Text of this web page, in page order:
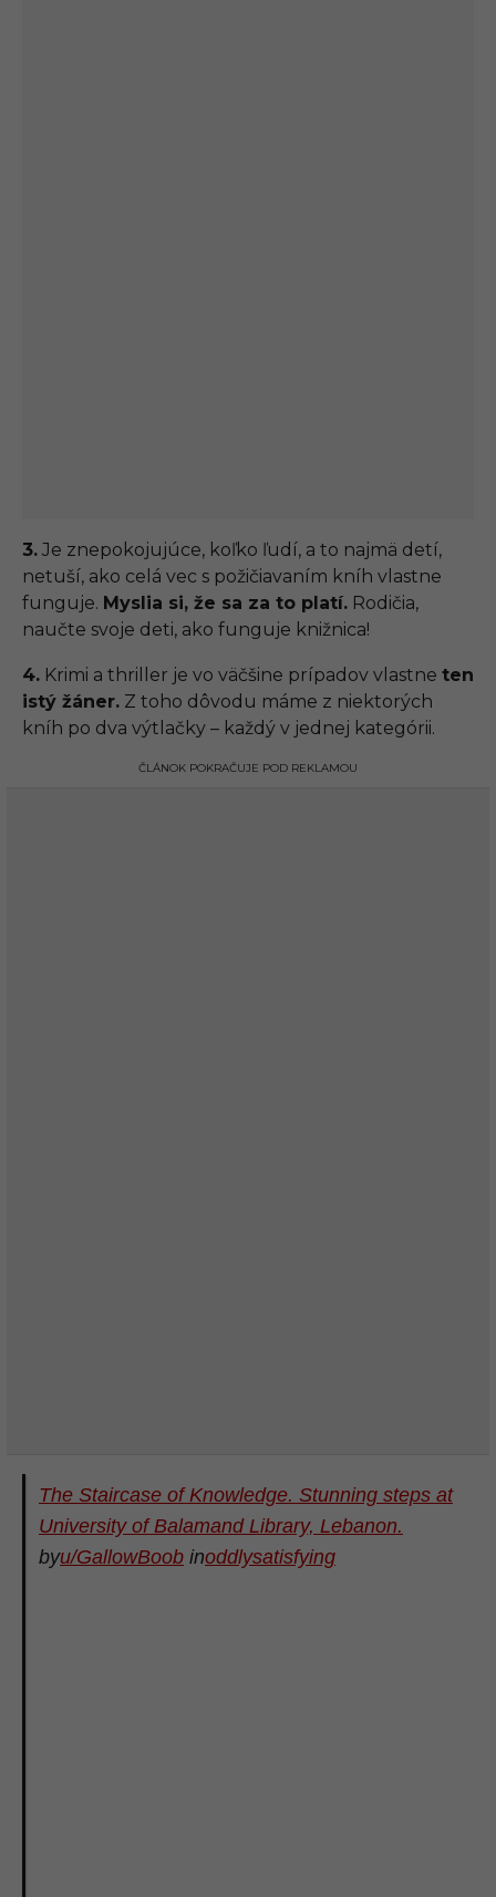
3. Je znepokojujúce, koľko ľudí, a to najmä detí,
netuší, ako celá vec s požičiavaním kníh vlastne
funguje. Myslia si, že sa za to platí. Rodičia,
naučte svoje deti, ako funguje knižnica!
4. Krimi a thriller je vo väčšine prípadov vlastne ten
istý žáner. Z toho dôvodu máme z niektorých
kníh po dva výtlačky – každý v jednej kategórii.
ČLÁNOK POKRAČUJE POD REKLAMOU
The Staircase of Knowledge. Stunning steps at
University of Balamand Library, Lebanon.
byu/GallowBoob inoddlysatisfying